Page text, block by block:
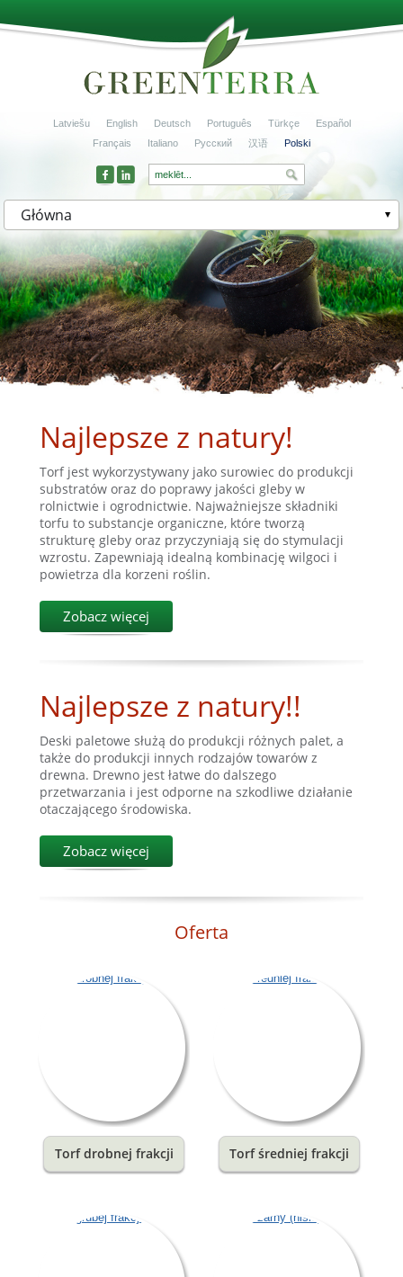
Latviešu English Deutsch Português Türkçe
Español
Français
Italiano Русский 汉语 Polski
Główna
Najlepsze z natury!
Torf jest wykorzystywany jako surowiec do produkcji
substratów oraz do poprawy jakości gleby w
rolnictwie i ogrodnictwie. Najważniejsze składniki
torfu to substancje organiczne, które tworzą
strukturę gleby oraz przyczyniają się do stymulacji
wzrostu. Zapewniają idealną kombinację wilgoci i
powietrza dla korzeni roślin.
Zobacz więcej
Najlepsze z natury!!
Deski paletowe służą do produkcji różnych palet, a
także do produkcji innych rodzajów towarów z
drewna. Drewno jest łatwe do dalszego
przetwarzania i jest odporne na szkodliwe działanie
otaczającego środowiska.
Zobacz więcej
Oferta
Torf drobnej frakcji Torf średniej frakcji